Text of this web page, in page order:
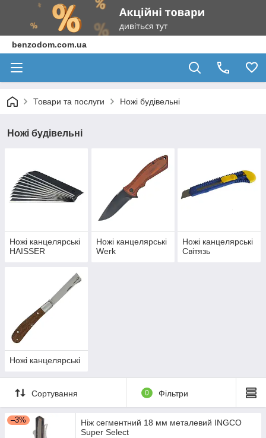
benzodom.com.ua
Товари та послуги Ножі будівельні
Ножі будівельні
Ножі канцелярські
HAISSER
Ножі канцелярські
Werk
Ножі канцелярські
Світязь
Ножі канцелярські
Сортування 0 Фільтри
–3%
Ніж сегментний 18 мм металевий INGCO
Super Select